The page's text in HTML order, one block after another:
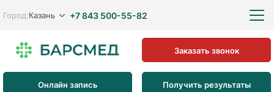
Город:Казань +7 843 500-55-82
Онлайн запись Получить результаты
Заказать звонок